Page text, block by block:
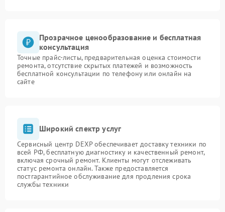
Прозрачное ценообразование и бесплатная
консультация
Точные прайс-листы, предварительная оценка стоимости
ремонта, отсутствие скрытых платежей и возможность
бесплатной консультации по телефону или онлайн на
сайте
Широкий спектр услуг
Сервисный центр DEXP обеспечивает доставку техники по
всей РФ, бесплатную диагностику и качественный ремонт,
включая срочный ремонт. Клиенты могут отслеживать
статус ремонта онлайн. Также предоставляется
постгарантийное обслуживание для продления срока
службы техники